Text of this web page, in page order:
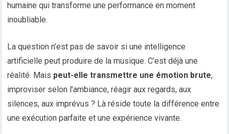
humaine qui transforme une performance en moment
inoubliable.
La question n’est pas de savoir si une intelligence
artificielle peut produire de la musique. C’est déjà une
réalité. Mais peut-elle transmettre une émotion brute,
improviser selon l’ambiance, réagir aux regards, aux
silences, aux imprévus ? Là réside toute la différence entre
une exécution parfaite et une expérience vivante.